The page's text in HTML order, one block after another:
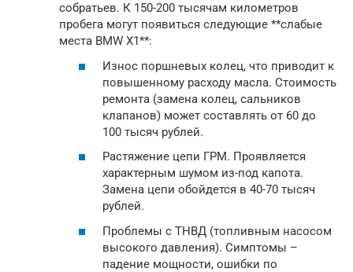
собратьев. К 150-200 тысячам километров
пробега могут появиться следующие **слабые
места BMW X1**:
Износ поршневых колец, что приводит к
повышенному расходу масла. Стоимость
ремонта (замена колец, сальников
клапанов) может составлять от 60 до
100 тысяч рублей.
Растяжение цепи ГРМ. Проявляется
характерным шумом из-под капота.
Замена цепи обойдется в 40-70 тысяч
рублей.
Проблемы с ТНВД (топливным насосом
высокого давления). Симптомы –
падение мощности, ошибки по